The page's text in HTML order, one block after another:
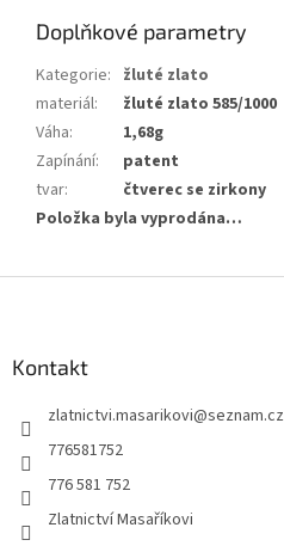
Doplňkové parametry
Kategorie: žluté zlato
materiál:
žluté zlato 585/1000
Váha:
1,68g
Zapínání:
patent
tvar:
čtverec se zirkony
Položka byla vyprodána…
Kontakt
zlatnictvi.masarikovi@seznam.cz
776581752
776 581 752
Zlatnictví Masaříkovi